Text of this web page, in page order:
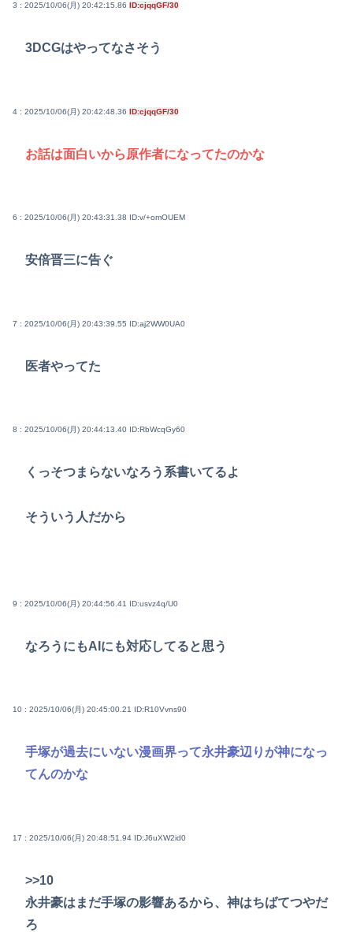
3 : 2025/10/06(月) 20:42:15.86 ID:cjqqGF/30
3DCGはやってなさそう
4 : 2025/10/06(月) 20:42:48.36 ID:cjqqGF/30
お話は面白いから原作者になってたのかな
6 : 2025/10/06(月) 20:43:31.38 ID:v/+omOUEM
安倍晋三に告ぐ
7 : 2025/10/06(月) 20:43:39.55 ID:aj2WW0UA0
医者やってた
8 : 2025/10/06(月) 20:44:13.40 ID:RbWcqGy60
くっそつまらないなろう系書いてるよ
そういう人だから
9 : 2025/10/06(月) 20:44:56.41 ID:usvz4q/U0
なろうにもAIにも対応してると思う
10 : 2025/10/06(月) 20:45:00.21 ID:R10Vvns90
手塚が過去にいない漫画界って永井豪辺りが神になっ
てんのかな
17 : 2025/10/06(月) 20:48:51.94 ID:J6uXW2id0
>>10
永井豪はまだ手塚の影響あるから、神はちばてつやだ
ろ